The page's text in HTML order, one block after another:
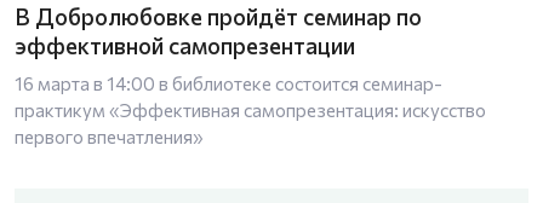
В Добролюбовке пройдёт семинар по
эффективной самопрезентации
16 марта в 14:00 в библиотеке состоится семинар-
практикум «Эффективная самопрезентация: искусство
первого впечатления»